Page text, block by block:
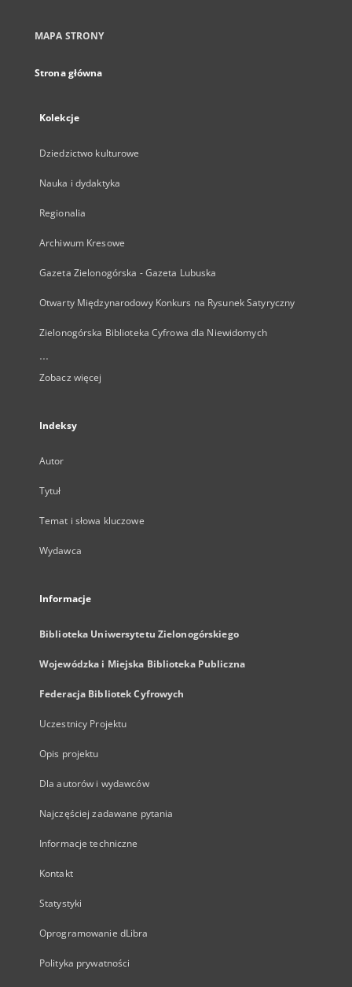
MAPA STRONY
Strona główna
Kolekcje
Dziedzictwo kulturowe
Nauka i dydaktyka
Regionalia
Archiwum Kresowe
Gazeta Zielonogórska - Gazeta Lubuska
Otwarty Międzynarodowy Konkurs na Rysunek Satyryczny
Zielonogórska Biblioteka Cyfrowa dla Niewidomych
...
Zobacz więcej
Indeksy
Autor
Tytuł
Temat i słowa kluczowe
Wydawca
Informacje
Biblioteka Uniwersytetu Zielonogórskiego
Wojewódzka i Miejska Biblioteka Publiczna
Federacja Bibliotek Cyfrowych
Uczestnicy Projektu
Opis projektu
Dla autorów i wydawców
Najczęściej zadawane pytania
Informacje techniczne
Kontakt
Statystyki
Oprogramowanie dLibra
Polityka prywatności